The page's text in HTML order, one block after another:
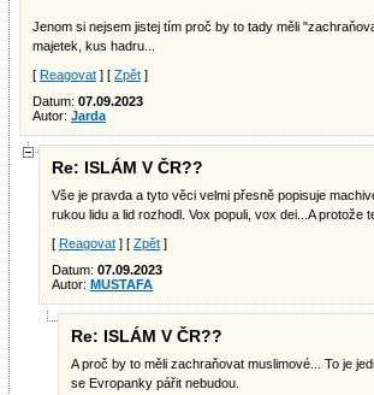
Jenom si nejsem jistej tím proč by to tady měli
majetek, kus hadru...
[ Reagovat ] [ Zpět ]
Datum: 07.09.2023
Autor: Jarda
Re: ISLÁM V ČR??
Vše je pravda a tyto věci velmi přesně popisuje
rukou lidu a lid rozhodl. Vox populi, vox dei...A
[ Reagovat ] [ Zpět ]
Datum: 07.09.2023
Autor: MUSTAFA
Re: ISLÁM V ČR??
A proč by to měli zachraňovat muslimové... To je
se Evropanky pářit nebudou.